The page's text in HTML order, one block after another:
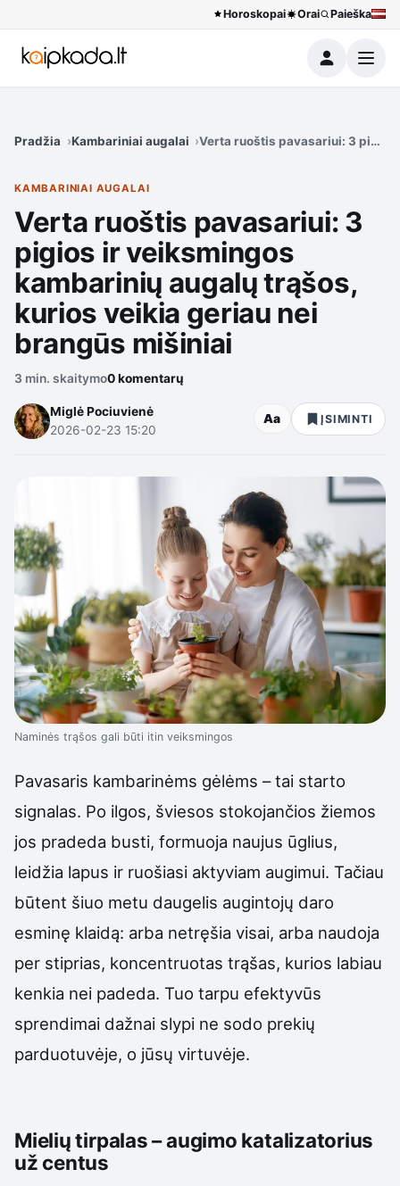
Horoskopai Orai Paieška
Meniu
Pradžia Kambariniai augalai Verta ruoštis pavasariui: 3
KAMBARINIAI AUGALAI
Verta ruoštis pavasariui: 3
pigios ir veiksmingos
kambarinių augalų trąšos,
kurios veikia geriau nei
brangūs mišiniai
3 min. skaitymo0 komentarų
Miglė Pociuvienė
2026-02-23 15:20
Aa ĮSIMINTI
Naminės trąšos gali būti itin veiksmingos
Pavasaris kambarinėms gėlėms – tai starto
signalas. Po ilgos, šviesos stokojančios žiemos
jos pradeda busti, formuoja naujus ūglius,
leidžia lapus ir ruošiasi aktyviam augimui. Tačiau
būtent šiuo metu daugelis augintojų daro
esminę klaidą: arba netręšia visai, arba naudoja
per stiprias, koncentruotas trąšas, kurios labiau
kenkia nei padeda. Tuo tarpu efektyvūs
sprendimai dažnai slypi ne sodo prekių
parduotuvėje, o jūsų virtuvėje.
Mielių tirpalas – augimo katalizatorius
už centus